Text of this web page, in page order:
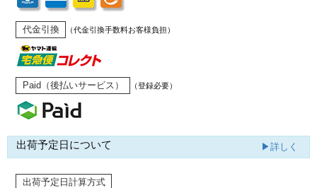
代金引換 （代金引換手数料お客様負担）
Paid（後払いサービス） （登録必要）
出荷予定日について ▶詳しく
出荷予定日計算方式